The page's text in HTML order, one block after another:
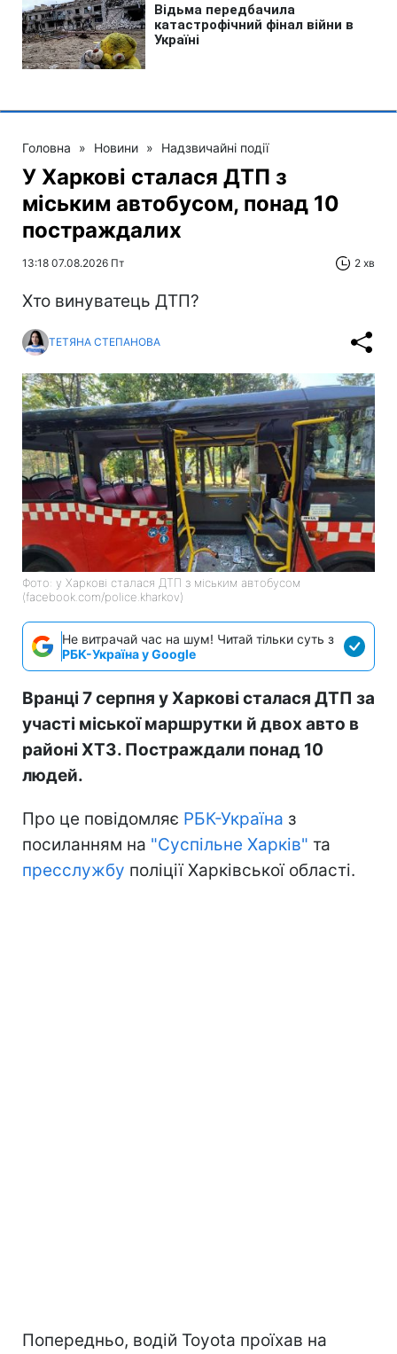
Головна » Новини » Надзвичайні події
У Харкові сталася ДТП з
міським автобусом, понад 10
постраждалих
13:18 07.08.2026 Пт 2 хв
Хто винуватець ДТП?
ТЕТЯНА СТЕПАНОВА
Фото: у Харкові сталася ДТП з міським автобусом
(facebook.com/police.kharkov)
Не витрачай час на шум! Читай тільки суть з
РБК-Україна у Google
Вранці 7 серпня у Харкові сталася ДТП за
участі міської маршрутки й двох авто в
районі ХТЗ. Постраждали понад 10
людей.
Про це повідомляє РБК-Україна з
посиланням на "Суспільне Харків" та
пресслужбу поліції Харківської області.
Попередньо, водій Toyota проїхав на